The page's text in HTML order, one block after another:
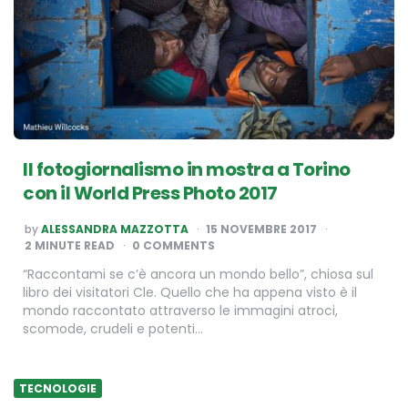
Il fotogiornalismo in mostra a Torino
con il World Press Photo 2017
POSTED
BY
byALESSANDRA MAZZOTTA
15 NOVEMBRE 2017
2 MINUTE READ 0 COMMENTS
“Raccontami se c’è ancora un mondo bello”, chiosa sul
libro dei visitatori Cle. Quello che ha appena visto è il
mondo raccontato attraverso le immagini atroci,
scomode, crudeli e potenti…
TECNOLOGIE